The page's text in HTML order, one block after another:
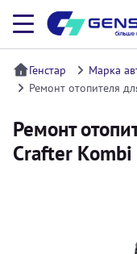
Генстар
Марка
Ремонт отопителя
Ремонт
Crafter Kombi